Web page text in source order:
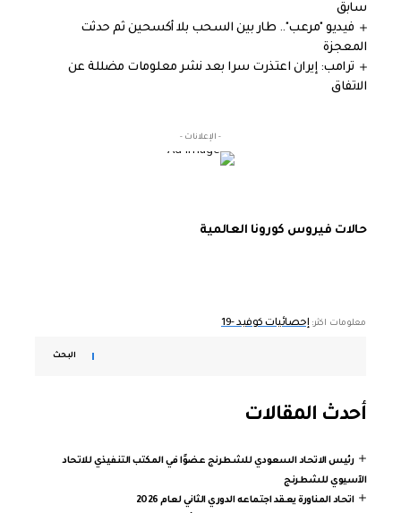
سابق
فيديو "مرعب".. طار بين السحب بلا أكسحين ثم حدثت
المعجزة
ترامب: إيران اعتذرت سرا بعد نشر معلومات مضللة عن
الاتفاق
- الإعلانات -
حالات فيروس كورونا العالمية
معلومات اكثر: إحصائيات كوفيد -19
البحث
أحدث المقالات
رئيس الاتحاد السعودي للشطرنج عضوًا في المكتب التنفيذي للاتحاد
الآسيوي للشطرنج
اتحاد المناورة يعقد اجتماعه الدوري الثاني لعام 2026